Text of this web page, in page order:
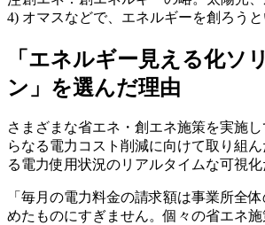
4) オマスなどで、エネルギーを創ろうと
「エネルギー見える化ソ
ン」を選んだ理由
さまざまな省エネ・創エネ施策を実施
らなる電力コスト削減に向けて取り組
る電力使用状況のリアルタイムな可視化
「毎月の電力料金の請求額は事業所全
めたものにすぎません。個々の省エネ